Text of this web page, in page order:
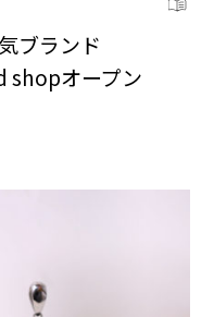
ブランド
shopオープン